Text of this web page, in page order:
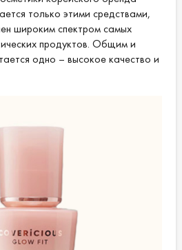
только этими средствами,
широким спектром самых
продуктов. Общим и
одно – высокое качество и